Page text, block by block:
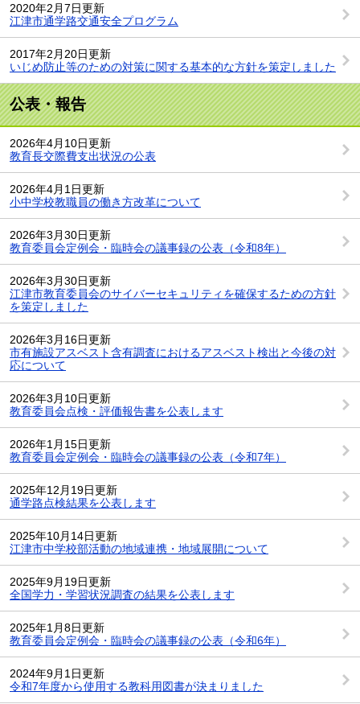
2020年2月7日更新
江津市通学路交通安全プログラム
2017年2月20日更新
いじめ防止等のための対策に関する基本的な方針を策定しました
公表・報告
2026年4月10日更新
教育長交際費支出状況の公表
2026年4月1日更新
小中学校教職員の働き方改革について
2026年3月30日更新
教育委員会定例会・臨時会の議事録の公表（令和8年）
2026年3月30日更新
江津市教育委員会のサイバーセキュリティを確保するための方針
を策定しました
2026年3月16日更新
市有施設アスベスト含有調査におけるアスベスト検出と今後の対
応について
2026年3月10日更新
教育委員会点検・評価報告書を公表します
2026年1月15日更新
教育委員会定例会・臨時会の議事録の公表（令和7年）
2025年12月19日更新
通学路点検結果を公表します
2025年10月14日更新
江津市中学校部活動の地域連携・地域展開について
2025年9月19日更新
全国学力・学習状況調査の結果を公表します
2025年1月8日更新
教育委員会定例会・臨時会の議事録の公表（令和6年）
2024年9月1日更新
令和7年度から使用する教科用図書が決まりました